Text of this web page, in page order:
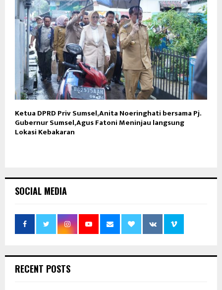
Ketua DPRD Priv Sumsel,Anita Noeringhati bersama Pj.
Gubernur Sumsel,Agus Fatoni Meninjau langsung
Lokasi Kebakaran
SOCIAL MEDIA
RECENT POSTS